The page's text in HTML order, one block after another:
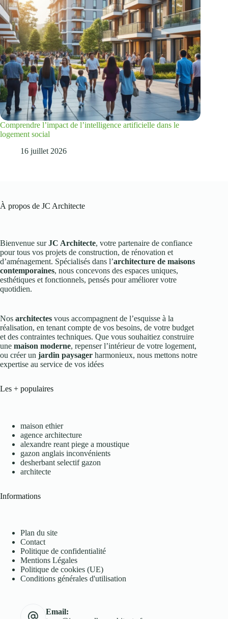
Comprendre l’impact de l’intelligence artificielle dans le
logement social
16 juillet 2026
À propos de JC Architecte
Bienvenue surJC Architecte, votre partenaire de confiance
pour tous vos projets de construction, de rénovation et
d’aménagement. Spécialisés dans l’architecture de maisons
contemporaines, nous concevons des espaces uniques,
esthétiques et fonctionnels, pensés pour améliorer votre
quotidien.
Nos architectes vous accompagnent de l’esquisse à la
réalisation, en tenant compte de vos besoins, de votre budget
et des contraintes techniques. Que vous souhaitiez construire
une maison moderne, repenser l’intérieur de votre logement,
ou créer un jardin paysager harmonieux, nous mettons notre
expertise au service de vos idées
Les + populaires
maison ethier
agence architecture
alexandre reant piege a moustique
gazon anglais inconvénients
desherbant selectif gazon
architecte
Informations
Plan du site
Contact
Politique de confidentialité
Mentions Légales
Politique de cookies (UE)
Conditions générales d'utilisation
Email: